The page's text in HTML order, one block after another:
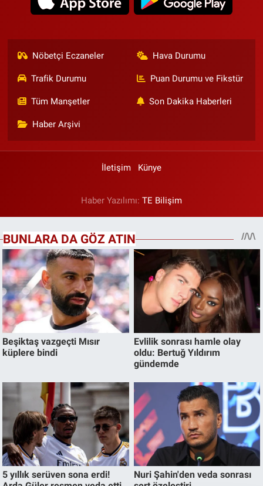
Nöbetçi Eczaneler Hava Durumu
Trafik Durumu Puan Durumu ve Fikstür
Tüm Manşetler Son Dakika Haberleri
Haber Arşivi
İletişim Künye
Haber Yazılımı: TE Bilişim